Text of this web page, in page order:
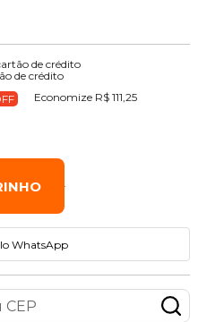
de crédito
de crédito
Economize R$ 111,25
WhatsApp